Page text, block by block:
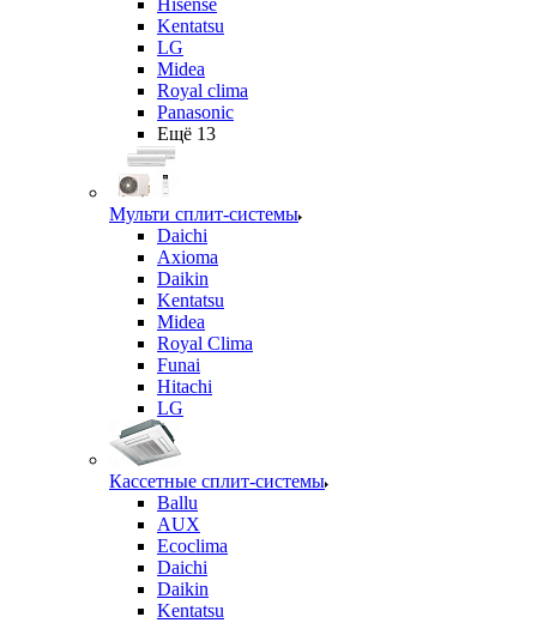
Hisense
Kentatsu
LG
Midea
Royal clima
Panasonic
Ещё 13
Мульти сплит-системы
Daichi
Axioma
Daikin
Kentatsu
Midea
Royal Clima
Funai
Hitachi
LG
Кассетные сплит-системы
Ballu
AUX
Ecoclima
Daichi
Daikin
Kentatsu